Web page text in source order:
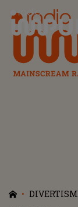
Radio Impuls